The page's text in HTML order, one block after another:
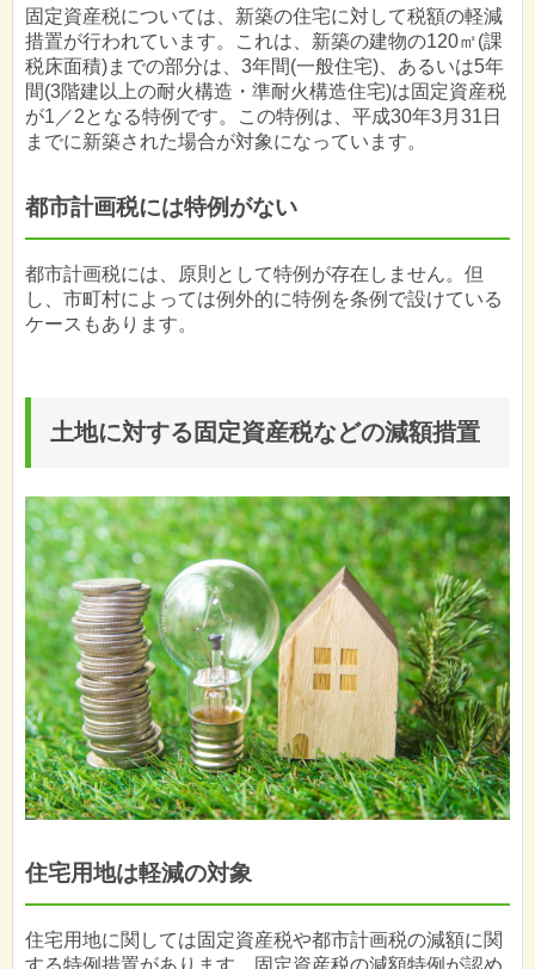
固定資産税については、新築の住宅に対して税額の軽減
措置が行われています。これは、新築の建物の120㎡(課
税床面積)までの部分は、3年間(一般住宅)、あるいは5年
間(3階建以上の耐火構造・準耐火構造住宅)は固定資産税
が1／2となる特例です。この特例は、平成30年3月31日
までに新築された場合が対象になっています。
都市計画税には特例がない
都市計画税には、原則として特例が存在しません。但
し、市町村によっては例外的に特例を条例で設けている
ケースもあります。
土地に対する固定資産税などの減額措置
住宅用地は軽減の対象
住宅用地に関しては固定資産税や都市計画税の減額に関
する特例措置があります。固定資産税の減額特例が認め